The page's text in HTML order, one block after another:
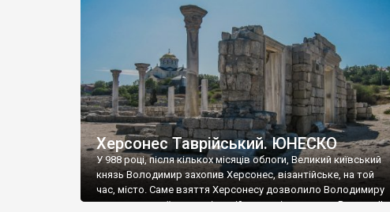
візантійської доби. Раритети викрадені з фондів об’єкту
культурної спадщини ЮНЕСКО «Херсонеса Таврійського».
Офіційно – на виставку «Золото Візантії», але експерти та
влада в Україні вважають це лише […]
Херсонес Таврійський. ЮНЕСКО
У 988 році, після кількох місяців облоги, Великий київський
князь Володимир захопив Херсонес, візантійське, на той
час, місто. Саме взяття Херсонесу дозволило Володимиру
диктувати свої умови візантійському імператору Василю ІІ,